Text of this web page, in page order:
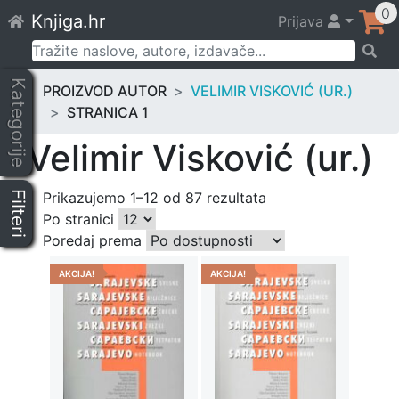
to
content
Knjiga.hr Prijava 0
Pretraži:
Kategorije
Filteri
PROIZVOD AUTOR
VELIMIR VISKOVIĆ (UR.)
STRANICA 1
Velimir Visković (ur.)
Prikazujemo 1–12 od 87 rezultata
Po stranici
Poredaj prema
AKCIJA! AKCIJA!